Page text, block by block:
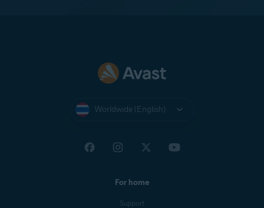
Worldwide (English)
For home
Support